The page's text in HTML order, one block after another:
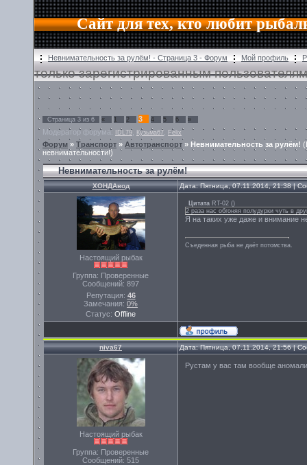
Сайт для тех, кто любит
Невнимательность за рулём! - Страница 3 - Форум Мой профиль
только зарегистрированным
Страница 3 из 6 « 1 2 3 4 5 6 »
Модератор форума: IDL79 Кузьма67 Felix
Форум » Транспорт » Автотранспорт » Невнимательность за рулём!
невнимательности!)
Невнимательность за рулём!
ХОНДАвод Дата: Пятница, 07.11.2014, 21:38 |
Настоящий рыбак
Группа: Проверенные
Сообщений: 897
Репутация: 46
Замечания: 0%
Статус: Offline
Цитата RT-02 ()
2 раза нас обгоняя полудурки чуть в
Я на таких уже даже и внимание
Съеденная рыба не даёт потомства.
niva67 Дата: Пятница, 07.11.2014, 21:56 |
Настоящий рыбак
Группа: Проверенные
Сообщений: 515
Рустам у вас там вообще